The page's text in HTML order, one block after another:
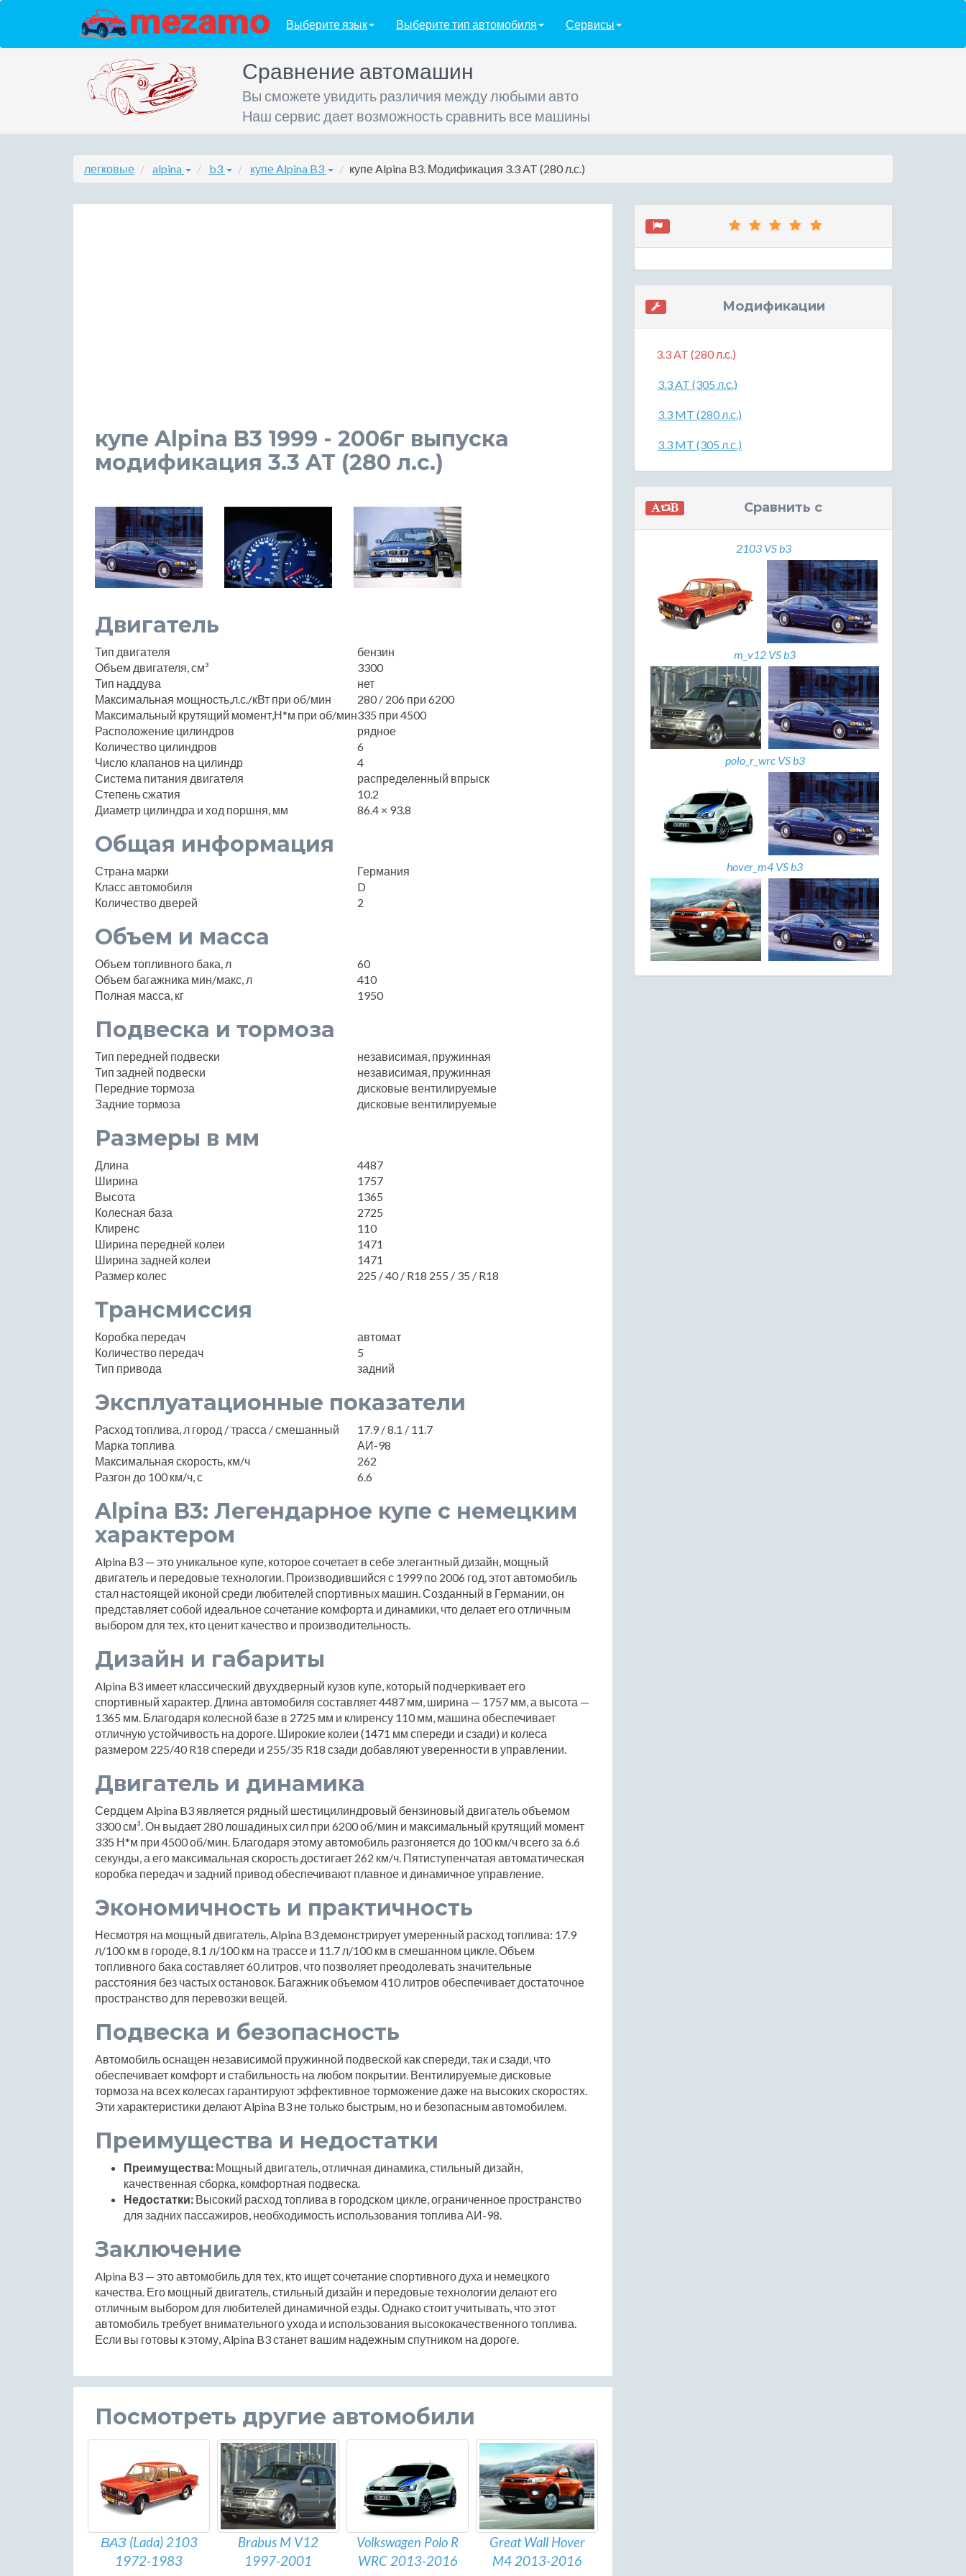
Выберите язык Выберите тип автомобиля Сервисы
Сравнение автомашин
Вы сможете увидить различия между любыми авто
Наш сервис дает возможность сравнить все машины
легковые alpina b3 купе Alpina B3 купе Alpina B3. Модификация 3.3 AT (280 л.с.)
купе Alpina B3 1999 - 2006г выпуска
модификация 3.3 AT (280 л.с.)
Двигатель
Тип двигателя
бензин
Объем двигателя, см³
3300
Тип наддува
нет
Максимальная мощность,л.с./кВт при об/мин
280 / 206 при 6200
Максимальный крутящий момент,Н*м при об/мин335 при 4500
Расположение цилиндров
рядное
Количество цилиндров
6
Число клапанов на цилиндр
4
Система питания двигателя
распределенный впрыск
Степень сжатия
10.2
Диаметр цилиндра и ход поршня, мм
86.4 × 93.8
Общая информация
Страна марки
Германия
Класс автомобиля
D
Количество дверей
2
Объем и масса
Объем топливного бака, л
60
Объем багажника мин/макс, л
410
Полная масса, кг
1950
Подвеска и тормоза
Тип передней подвески
независимая, пружинная
Тип задней подвески
независимая, пружинная
Передние тормоза
дисковые вентилируемые
Задние тормоза
дисковые вентилируемые
Размеры в мм
Длина
4487
Ширина
1757
Высота
1365
Колесная база
2725
Клиренс
110
Ширина передней колеи
1471
Ширина задней колеи
1471
Размер колес
225 / 40 / R18 255 / 35 / R18
Трансмиссия
Коробка передач
автомат
Количество передач
5
Тип привода
задний
Эксплуатационные показатели
Расход топлива, л город / трасса / смешанный
17.9 / 8.1 / 11.7
Марка топлива
АИ-98
Максимальная скорость, км/ч
262
Разгон до 100 км/ч, с
6.6
Alpina B3: Легендарное купе с немецким
характером
Alpina B3 — это уникальное купе, которое сочетает в себе элегантный дизайн, мощный
двигатель и передовые технологии. Производившийся с 1999 по 2006 год, этот автомобиль
стал настоящей иконой среди любителей спортивных машин. Созданный в Германии, он
представляет собой идеальное сочетание комфорта и динамики, что делает его отличным
выбором для тех, кто ценит качество и производительность.
Дизайн и габариты
Alpina B3 имеет классический двухдверный кузов купе, который подчеркивает его
спортивный характер. Длина автомобиля составляет 4487 мм, ширина — 1757 мм, а высота —
1365 мм. Благодаря колесной базе в 2725 мм и клиренсу 110 мм, машина обеспечивает
отличную устойчивость на дороге. Широкие колеи (1471 мм спереди и сзади) и колеса
размером 225/40 R18 спереди и 255/35 R18 сзади добавляют уверенности в управлении.
Двигатель и динамика
Сердцем Alpina B3 является рядный шестицилиндровый бензиновый двигатель объемом
3300 см³. Он выдает 280 лошадиных сил при 6200 об/мин и максимальный крутящий момент
335 Н*м при 4500 об/мин. Благодаря этому автомобиль разгоняется до 100 км/ч всего за 6.6
секунды, а его максимальная скорость достигает 262 км/ч. Пятиступенчатая автоматическая
коробка передач и задний привод обеспечивают плавное и динамичное управление.
Экономичность и практичность
Несмотря на мощный двигатель, Alpina B3 демонстрирует умеренный расход топлива: 17.9
л/100 км в городе, 8.1 л/100 км на трассе и 11.7 л/100 км в смешанном цикле. Объем
топливного бака составляет 60 литров, что позволяет преодолевать значительные
расстояния без частых остановок. Багажник объемом 410 литров обеспечивает достаточное
пространство для перевозки вещей.
Подвеска и безопасность
Автомобиль оснащен независимой пружинной подвеской как спереди, так и сзади, что
обеспечивает комфорт и стабильность на любом покрытии. Вентилируемые дисковые
тормоза на всех колесах гарантируют эффективное торможение даже на высоких скоростях.
Эти характеристики делают Alpina B3 не только быстрым, но и безопасным автомобилем.
Преимущества и недостатки
Преимущества: Мощный двигатель, отличная динамика, стильный дизайн,
качественная сборка, комфортная подвеска.
Недостатки: Высокий расход топлива в городском цикле, ограниченное пространство
для задних пассажиров, необходимость использования топлива АИ-98.
Заключение
Alpina B3 — это автомобиль для тех, кто ищет сочетание спортивного духа и немецкого
качества. Его мощный двигатель, стильный дизайн и передовые технологии делают его
отличным выбором для любителей динамичной езды. Однако стоит учитывать, что этот
автомобиль требует внимательного ухода и использования высококачественного топлива.
Если вы готовы к этому, Alpina B3 станет вашим надежным спутником на дороге.
Посмотреть другие автомобили
ВАЗ (Lada) 2103
1972-1983
Brabus M V12
1997-2001
Volkswagen Polo R
WRC 2013-2016
Great Wall Hover
M4 2013-2016
Модификации
3.3 AT (280 л.с.)
3.3 AT (305 л.с.)
3.3 MT (280 л.с.)
3.3 MT (305 л.с.)
Сравнить с
2103 VS b3
m_v12 VS b3
polo_r_wrc VS b3
hover_m4 VS b3